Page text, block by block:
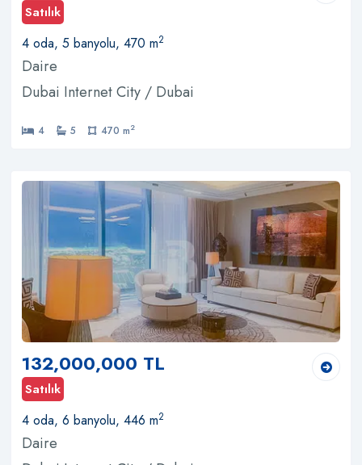
Satılık
4 oda, 5 banyolu, 470 m2
Daire
Dubai Internet City / Dubai
4 5 470 m2
132,000,000 TL
Satılık
4 oda, 6 banyolu, 446 m2
Daire